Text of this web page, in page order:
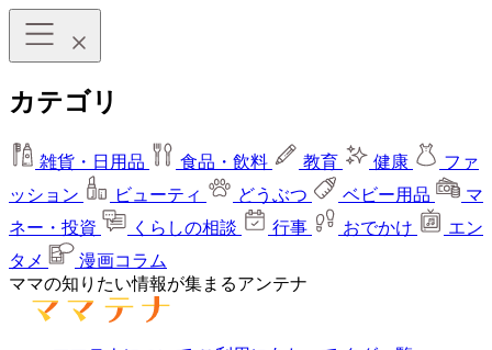
カテゴリ
雑貨・日用品 食品・飲料 教育 健康
ファ
ッション
ビューティ どうぶつ ベビー用品
マ
ネー・投資
くらしの相談 行事 おでかけ
エン
タメ
漫画コラム
ママの知りたい情報が集まるアンテナ